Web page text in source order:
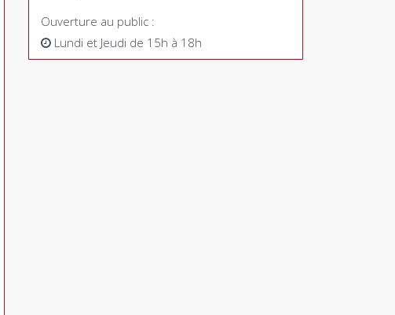
Ouverture au public :
Lundi et Jeudi de 15h à 18h